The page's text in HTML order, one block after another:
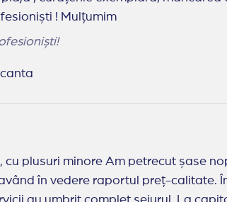
echipă de super oameni , profesioniști ! Mulțumim
plusuri minore Am petrecut șase
în vedere raportul preț-calitate.